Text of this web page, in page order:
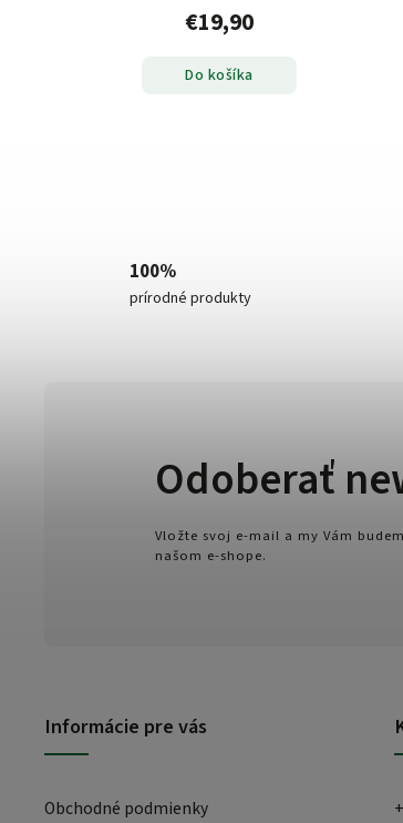
€19,90
Do košíka
100%
prírodné produkty
Informácie pre vás
Obchodné podmienky
Odoberať
Vložte svoj e-mail a my Vám
našom e-shope.